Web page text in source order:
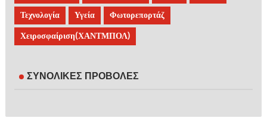
Τεχνολογία Υγεία Φωτορεπορτάζ
Χειροσφαίριση(ΧΑΝΤΜΠΟΛ)
ΣΥΝΟΛΙΚΕΣ ΠΡΟΒΟΛΕΣ